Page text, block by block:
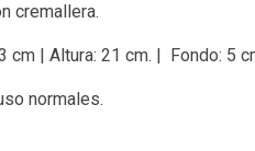
cremallera.
cm | Altura: 21 cm. | Fondo: 5
normales.